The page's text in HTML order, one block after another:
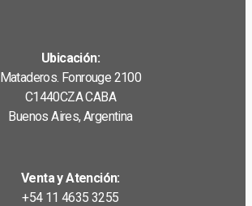
Ubicación:
Mataderos. Fonrouge 2100
C1440CZA CABA
Buenos Aires, Argentina
Venta y Atención:
+54 11 4635 3255